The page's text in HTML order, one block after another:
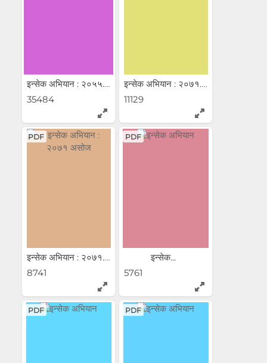
इन्सेक अभियान : २०५५...
35484
इन्सेक अभियान : २०७१...
11129
PDF
इन्सेक अभियान : २०७१...
8741
PDF
इन्सेक...
5761
PDF PDF